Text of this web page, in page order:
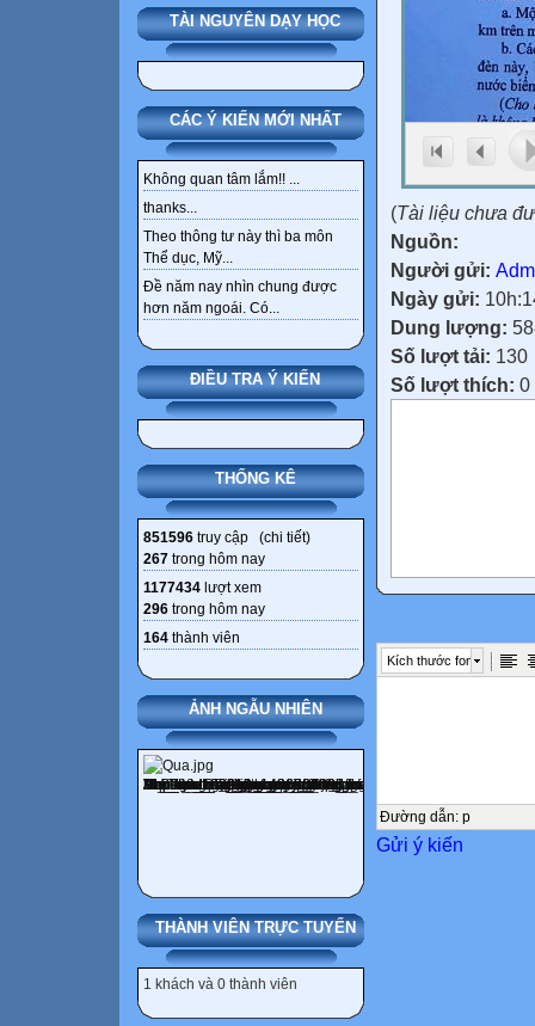
TÀI NGUYÊN DẠY HỌC
CÁC Ý KIẾN MỚI NHẤT
Không quan tâm lắm!! ...
thanks...
Theo thông tư này thì ba môn
Thể dục, Mỹ...
Đề năm nay nhìn chung được
hơn năm ngoái. Có...
ĐIỀU TRA Ý KIẾN
THỐNG KÊ
851596 truy cập (chi tiết)
267 trong hôm nay
1177434 lượt xem
296 trong hôm nay
164 thành viên
ẢNH NGẪU NHIÊN
THÀNH VIÊN TRỰC TUYẾN
1 khách và 0 thành viên
(Tài liệu chưa
Nguồn:
Người gửi:
Ngày gửi:
Dung lượng:
Số lượt tải: 130
Số lượt thích: 0
Kích thước font
Đường dẫn: p
Gửi ý kiến